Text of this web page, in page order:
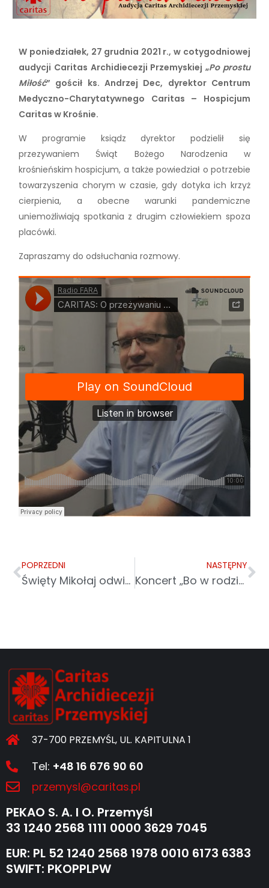
W poniedziałek, 27 grudnia 2021 r., w cotygodniowej
audycji Caritas Archidiecezji Przemyskiej „Po prostu
Miłość” gościł ks. Andrzej Dec, dyrektor Centrum
Medyczno-Charytatywnego Caritas – Hospicjum
Caritas w Krośnie.
W programie ksiądz dyrektor podzielił się
przezywaniem Świąt Bożego Narodzenia w
krośnieńskim hospicjum, a także powiedział o potrzebie
towarzyszenia chorym w czasie, gdy dotyka ich krzyż
cierpienia, a obecne warunki pandemiczne
uniemożliwiają spotkania z drugim człowiekiem spoza
placówki.
Zapraszamy do odsłuchania rozmowy.
POPRZEDNI
Święty Mikołaj odwiedził najmłodszych podopiecznych Caritas
NASTĘPNY
Koncert „Bo w rodzinie siła”. Moc wartości współczesnej rodziny i solidarność z potrzebującymi na Bliskim Wschodzie
37-700 PRZEMYŚL, UL. KAPITULNA 1
Tel: +48 16 676 90 60
przemysl@caritas.pl
PEKAO S. A. I O. Przemyśl
33 1240 2568 1111 0000 3629 7045
EUR: PL 52 1240 2568 1978 0010 6173 6383
SWIFT: PKOPPLPW